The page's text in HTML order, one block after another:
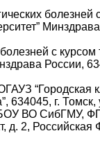
болезней
Минздрава
с
России,
634045, г.
ВО СибГМУ,
д. 2, Российская